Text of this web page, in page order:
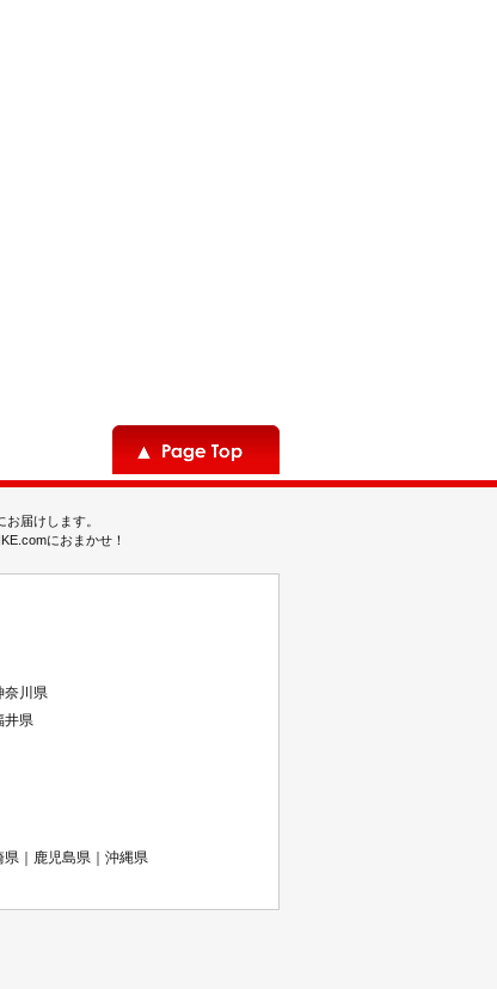
届けします。
におまかせ！
奈川県
井県
県｜鹿児島県｜沖縄県